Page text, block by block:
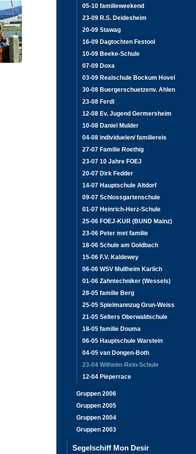
05-10 familieweekend
23-09 R.S. Deidesheim
20-09 Stawag
16-09 Dagtochten Festool
10-09 Beeke-Schule
07-09 Doxa
03-09 Realschule Bockum Hovel
30-08 Buergerschuetzenv. Ahlen
23-08 Ferdl
12-08 Ev. Jugend Germersheim
10-08 Daniel Mulder
04-08 individuelen/ familiereis
27-07 Familie Roethig
23-07 10 Jahre FOEJ
20-07 Dirk Fedder
14-07 Hauptschule Altdorf
09-07 Schlossgartenschule
01-07 Heinrich-Herz-Schule
25-06 FOEJ-KUR (BUND Mainz)
23-06 Peter met familie
18-06 Schule am Goldbach
15-06 F.V. Kaldewey
06-06 WSV Mullheim Karlich
01-06 Zahntechniker (Wessels)
28-05 familie Berg
25-05 Spielmannzug Grun-Weiss
21-05 Selters Oberwaldschule
18-05 familie Douma
06-05 Hauptschule Warstein
04-05 van Dongen-Both
23-04 Wilhelm-Rein-Schule
12-04 Pieperrace
Gruppen 2006
Gruppen 2005
Gruppen 2004
Gruppen 2003
Segelschiff Mon Desir